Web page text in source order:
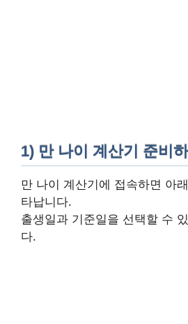
1) 만 나이 계산기 준비하
만 나이 계산기에 접속하면 아
타납니다.
출생일과 기준일을 선택할 수
다.